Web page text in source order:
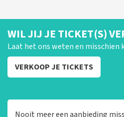
WIL JIJ JE TICKET(S)
Laat het ons weten en misschien
VERKOOP JE TICKETS
Nooit meer een aanbieding